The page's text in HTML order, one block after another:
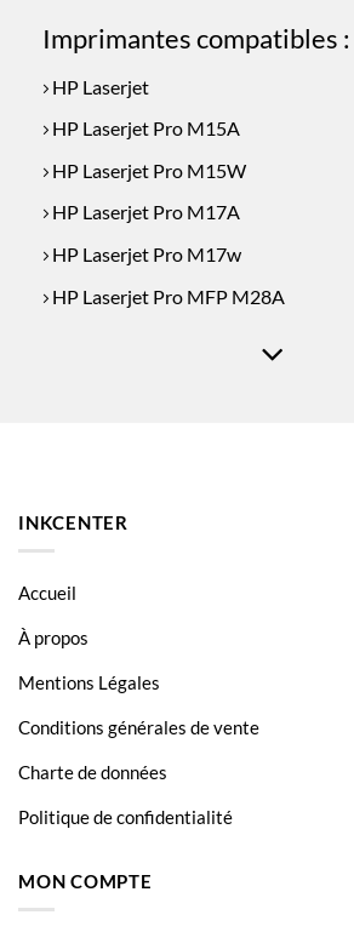
Imprimantes compatibles :
HP Laserjet
HP Laserjet Pro M15A
HP Laserjet Pro M15W
HP Laserjet Pro M17A
HP Laserjet Pro M17w
HP Laserjet Pro MFP M28A
INKCENTER
Accueil
À propos
Mentions Légales
Conditions générales de vente
Charte de données
Politique de confidentialité
MON COMPTE